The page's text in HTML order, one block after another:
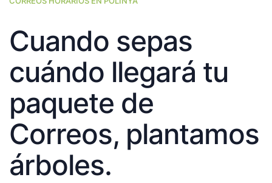
Cuando sepas
cuándo llegará tu
paquete de
Correos, plantamos
árboles.